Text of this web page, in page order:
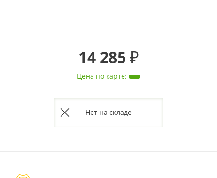
14 285 ₽
Цена по карте:
Нет на складе